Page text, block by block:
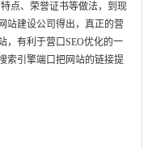
点、荣誉证书等做法，到现
站建设公司得出，真正的营
，有利于营口SEO优化的一
索引擎端口把网站的链接提